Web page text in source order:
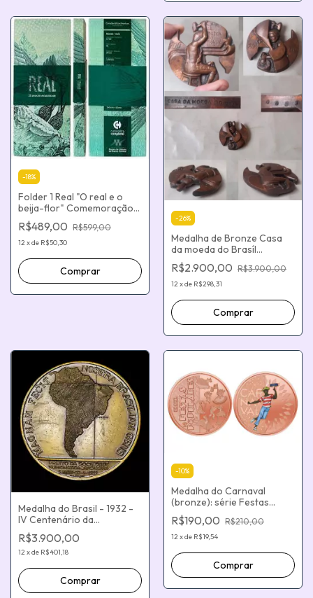
-18%
Folder 1 Real "O real e o
beija-flor" Comemoração
25 Anos Plano Real
R$489,00 R$599,00
12 xde R$50,30
-26%
Medalha de Bronze Casa
da moeda do Brasíl
Tricentenário da Casa da
Moeda (300 anos 1694 a
1994)
R$2.900,00 R$3.900,00
12 xde R$298,31
Medalha do Brasil - 1932 -
IV Centenário da
Colonização do Brasil -
Sociedade Numismática
Brasileira - Bronze -
exemplares - Produção
R$3.900,00
12 xde R$401,18
-10%
Medalha do Carnaval
(bronze): série Festas
Populares do Brasil
R$190,00 R$210,00
12 xde R$19,54